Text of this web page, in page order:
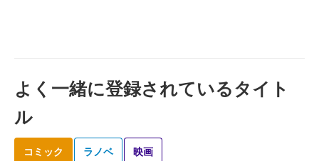
よく一緒に登録されているタイト
ル
コミック ラノベ 映画